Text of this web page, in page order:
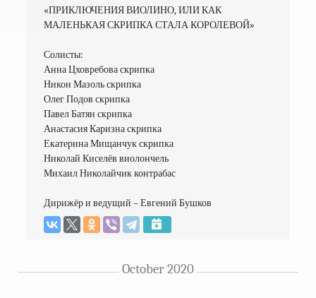
«ПРИКЛЮЧЕНИЯ ВИОЛИНО, ИЛИ КАК
МАЛЕНЬКАЯ СКРИПКА СТАЛА КОРОЛЕВОЙ»
Солисты:
Анна Цховребова скрипка
Никон Мазоль скрипка
Олег Подов скрипка
Павел Батян скрипка
Анастасия Каризна скрипка
Екатерина Мищанчук скрипка
Николай Киселёв виолончель
Михаил Николайчик контрабас
Дирижёр и ведущий – Евгений Бушков
October 2020